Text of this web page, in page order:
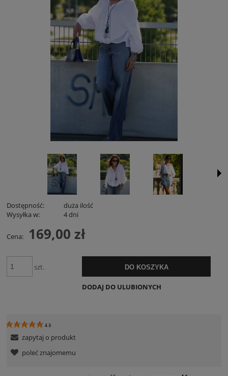
Dostępność:
duża ilość
Wysyłka w:
4 dni
Cena: 169,00 zł
szt. DO KOSZYKA
DODAJ DO ULUBIONYCH
4.9
zapytaj o produkt
poleć znajomemu